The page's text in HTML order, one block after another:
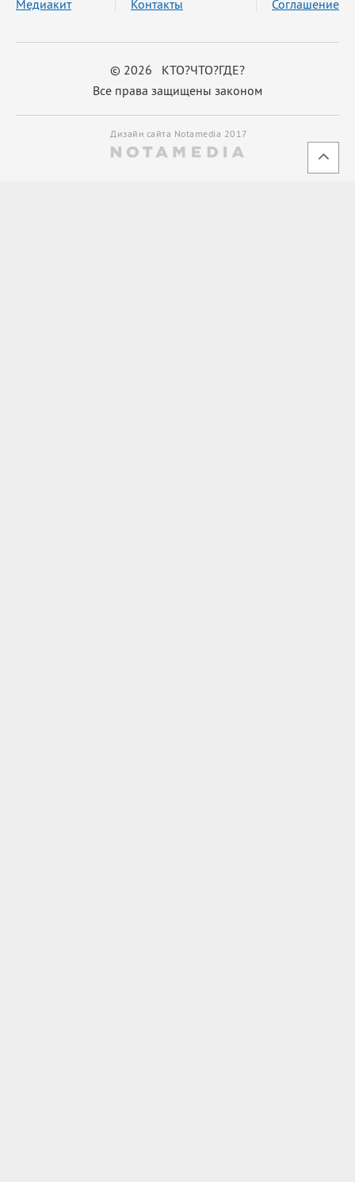
© 2026 КТО?ЧТО?ГДЕ?
Все права защищены законом
Медиакит Контакты Соглашение
Дизайн сайта Notamedia 2017